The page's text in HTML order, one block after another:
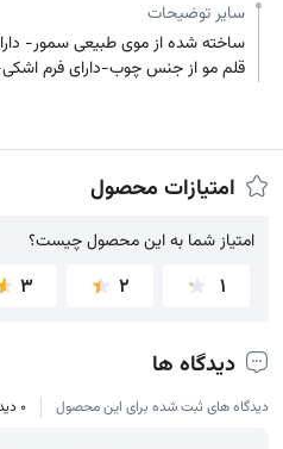
سایر توضیحات
ساخته شده از موی طبیعی سمور-
قلم مو از جنس چوب-دارای فرم اشکی-
امتیازات محصول
امتیاز شما به این محصول چیست؟
امتیاز شما به این محصول چیست؟
1
2
3
دیدگاه ها
دیدگاه های ثبت شده برای این محصول 0 دیدگاه